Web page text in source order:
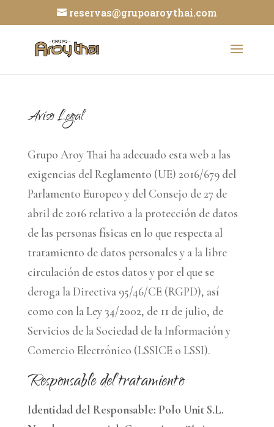
reservas@grupoaroythai.com
Aviso Legal
Grupo Aroy Thai ha adecuado esta web a las
exigencias del Reglamento (UE) 2016/679 del
Parlamento Europeo y del Consejo de 27 de
abril de 2016 relativo a la protección de datos
de las personas físicas en lo que respecta al
tratamiento de datos personales y a la libre
circulación de estos datos y por el que se
deroga la Directiva 95/46/CE (RGPD), así
como con la Ley 34/2002, de 11 de julio, de
Servicios de la Sociedad de la Información y
Comercio Electrónico (LSSICE o LSSI).
Responsable del tratamiento
Identidad del Responsable: Polo Unit S.L.